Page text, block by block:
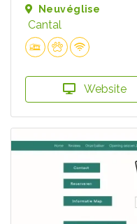
Neuvéglise
Cantal
Website